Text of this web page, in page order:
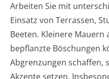
Arbeiten Sie mit
Einsatz von Terrassen,
Beeten. Kleinere
bepflanzte Böschungen
Abgrenzungen schaffen,
Akzente setzen.